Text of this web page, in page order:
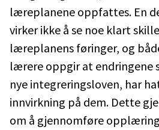
læreplanene oppfattes. En
virker ikke å se noe klart
læreplanens føringer, og
lærere oppgir at endringene
nye integreringsloven, har
innvirkning på dem. Dette
om å gjennomføre